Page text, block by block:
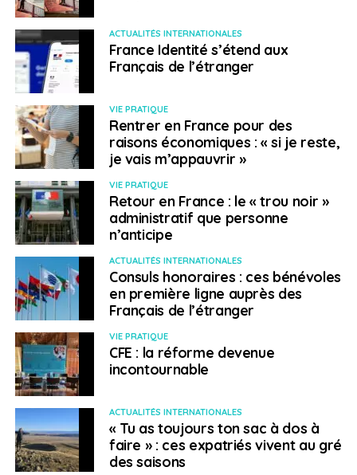
ACTUALITÉS INTERNATIONALES
France Identité s’étend aux
Français de l’étranger
VIE PRATIQUE
Rentrer en France pour des
raisons économiques : « si je reste,
je vais m’appauvrir »
VIE PRATIQUE
Retour en France : le « trou noir »
administratif que personne
n’anticipe
ACTUALITÉS INTERNATIONALES
Consuls honoraires : ces bénévoles
en première ligne auprès des
Français de l’étranger
VIE PRATIQUE
CFE : la réforme devenue
incontournable
ACTUALITÉS INTERNATIONALES
« Tu as toujours ton sac à dos à
faire » : ces expatriés vivent au gré
des saisons